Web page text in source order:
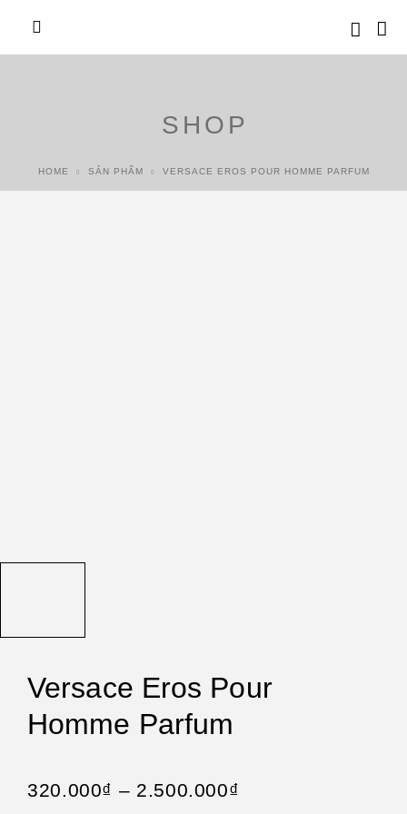
SHOP
HOME SẢN PHẨM VERSACE EROS POUR HOMME PARFUM
Versace Eros Pour
Homme Parfum
320.000₫ – 2.500.000₫